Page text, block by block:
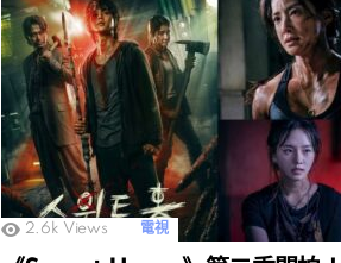
2.6k Views 電視